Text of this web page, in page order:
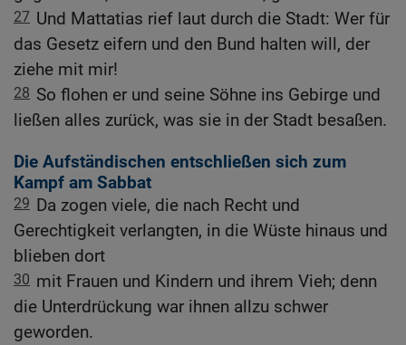
27 Und Mattatias rief laut durch die Stadt: Wer für
das Gesetz eifern und den Bund halten will, der
ziehe mit mir!
28 So flohen er und seine Söhne ins Gebirge und
ließen alles zurück, was sie in der Stadt besaßen.
Die Aufständischen entschließen sich zum
Kampf am Sabbat
29 Da zogen viele, die nach Recht und
Gerechtigkeit verlangten, in die Wüste hinaus und
blieben dort
30 mit Frauen und Kindern und ihrem Vieh; denn
die Unterdrückung war ihnen allzu schwer
geworden.